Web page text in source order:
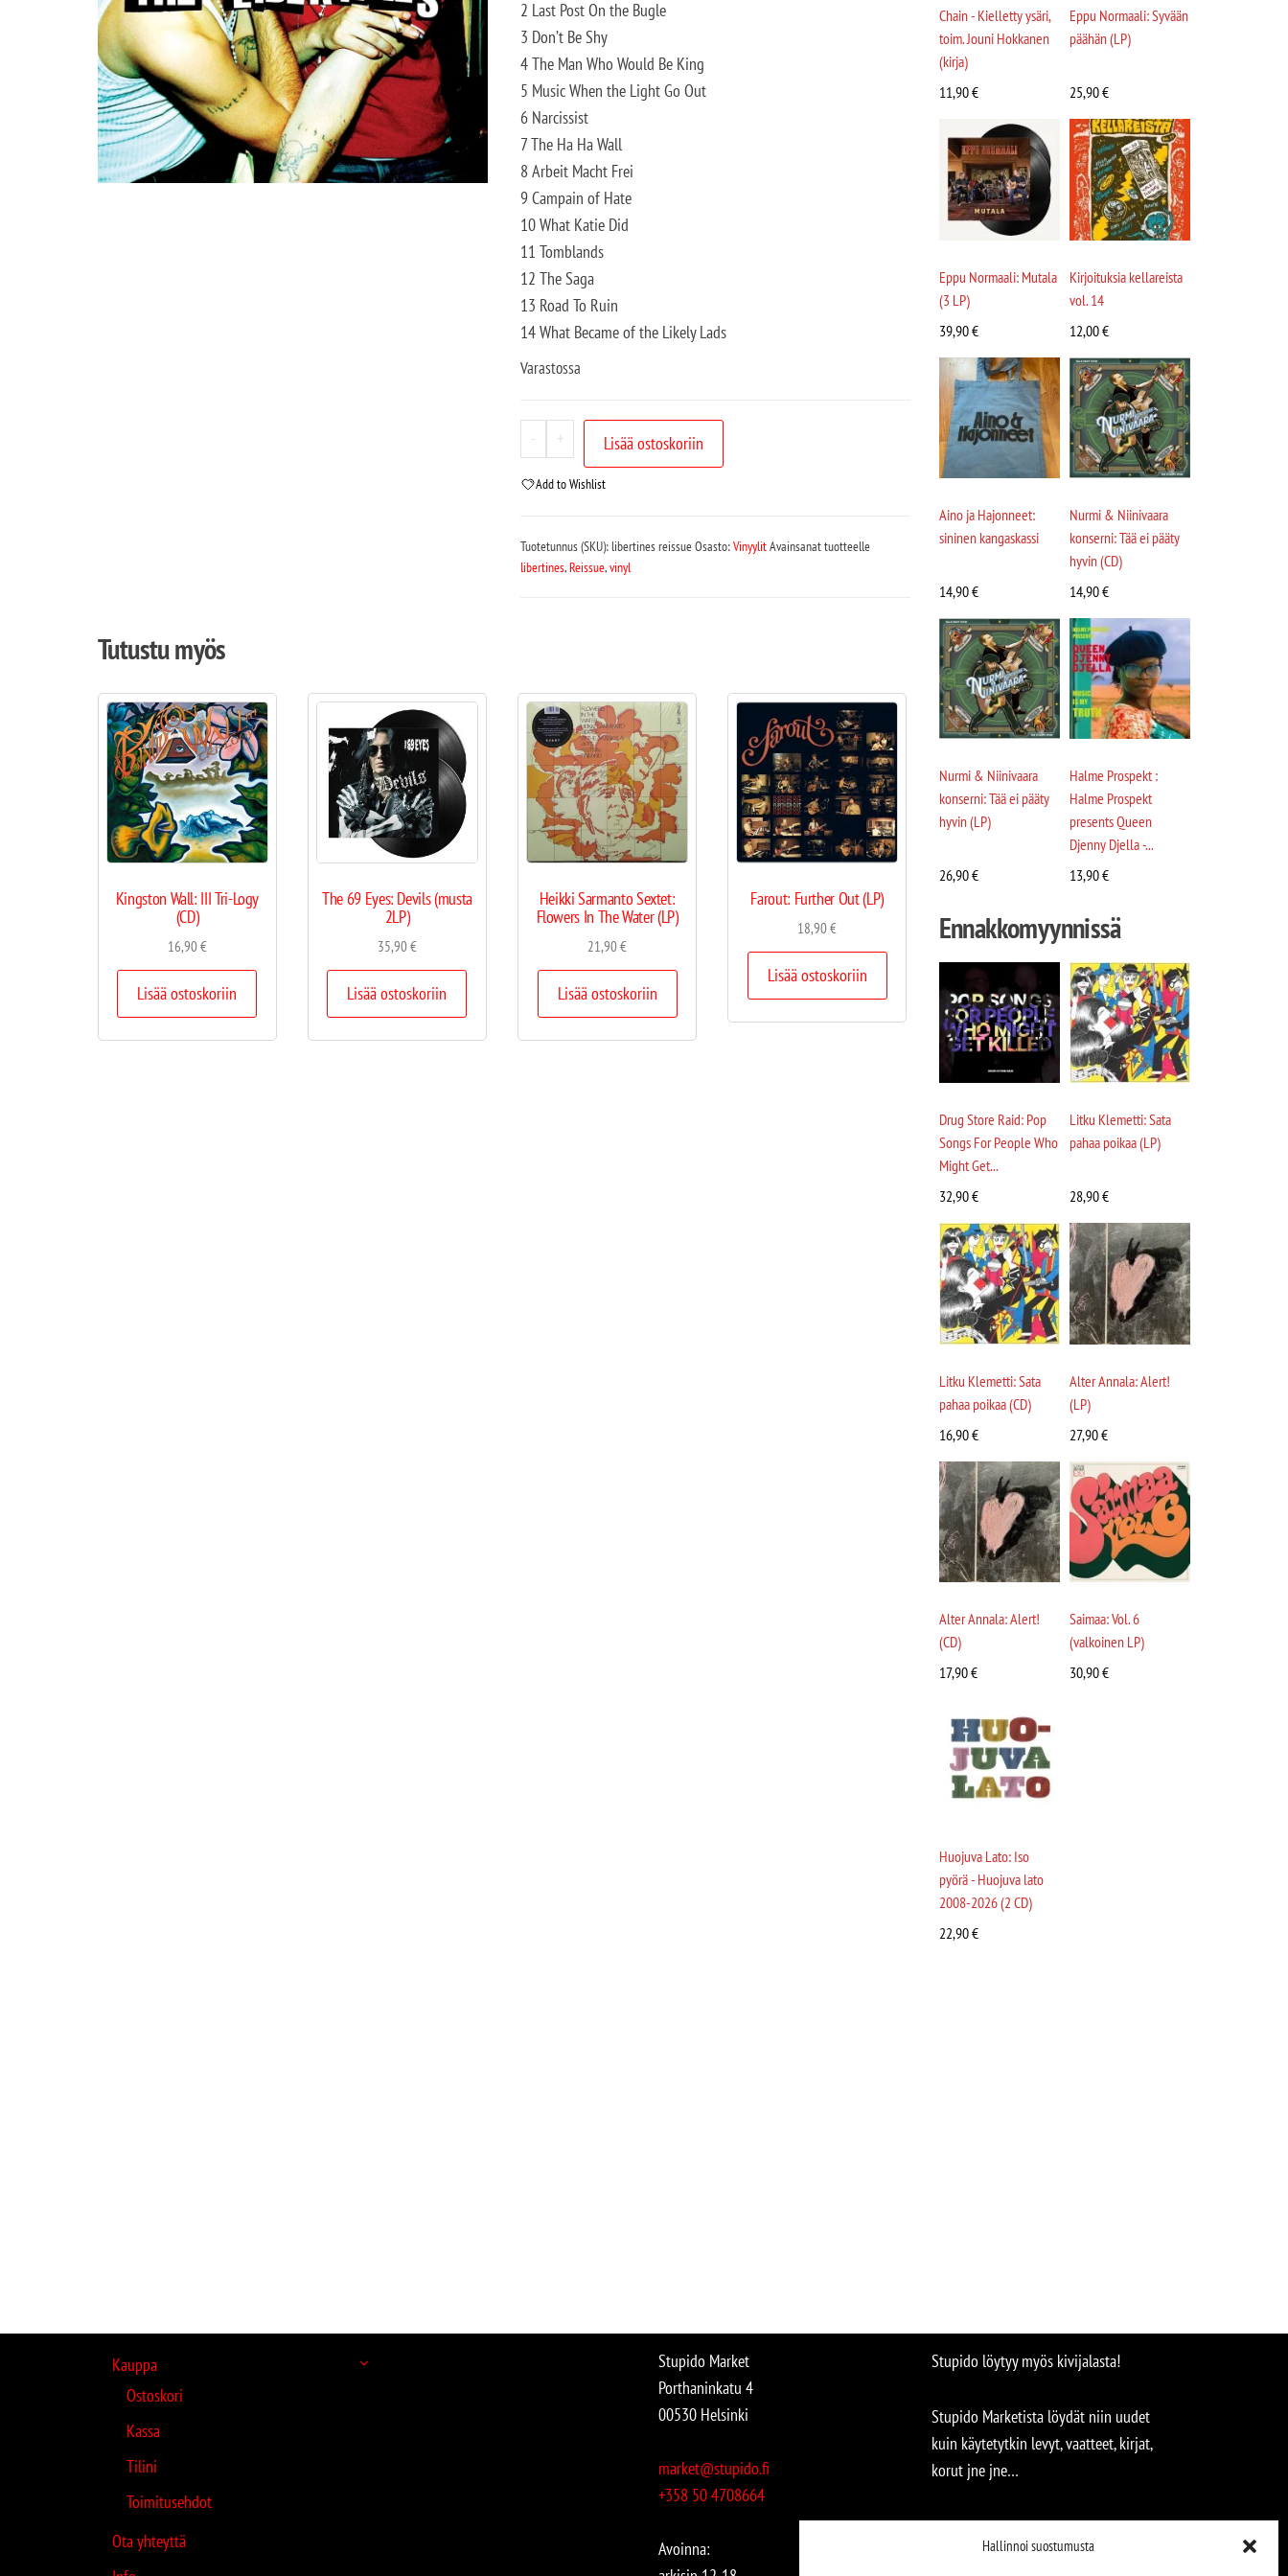
Hallinnoi suostumusta
2 Last Post On the Bugle
3 Don’t Be Shy
4 The Man Who Would Be King
5 Music When the Light Go Out
6 Narcissist
7 The Ha Ha Wall
8 Arbeit Macht Frei
9 Campain of Hate
10 What Katie Did
11 Tomblands
12 The Saga
13 Road To Ruin
14 What Became of the Likely Lads
Varastossa
- + Lisää ostoskoriin
Add to Wishlist
Tuotetunnus (SKU): libertines reissueOsasto:VinyylitAvainsanat tuotteelle
libertines,Reissue,vinyl
Tutustu myös
Kingston Wall: III Tri-Logy
(CD)
16,90€
Lisää ostoskoriin
The 69 Eyes: Devils (musta
2LP)
35,90€
Lisää ostoskoriin
Heikki Sarmanto Sextet:
Flowers In The Water (LP)
21,90€
Lisää ostoskoriin
Farout: Further Out (LP)
18,90€
Lisää ostoskoriin
Chain - Kielletty ysäri,
toim. Jouni Hokkanen
(kirja)
11,90€
Eppu Normaali: Syvään
päähän (LP)
25,90€
Eppu Normaali: Mutala
(3 LP)
39,90€
Kirjoituksia kellareista
vol. 14
12,00€
Aino ja Hajonneet:
sininen kangaskassi
14,90€
Nurmi & Niinivaara
konserni: Tää ei pääty
hyvin (CD)
14,90€
Nurmi & Niinivaara
konserni: Tää ei pääty
hyvin (LP)
26,90€
Halme Prospekt :
Halme Prospekt
presents Queen
Djenny Djella -...
13,90€
Ennakkomyynnissä
Drug Store Raid: Pop
Songs For People Who
Might Get...
32,90€
Litku Klemetti: Sata
pahaa poikaa (LP)
28,90€
Litku Klemetti: Sata
pahaa poikaa (CD)
16,90€
Alter Annala: Alert!
(LP)
27,90€
Alter Annala: Alert!
(CD)
17,90€
Saimaa: Vol. 6
(valkoinen LP)
30,90€
Huojuva Lato: Iso
pyörä - Huojuva lato
2008-2026 (2 CD)
22,90€
Kauppa
Ostoskori
Kassa
Tilini
Toimitusehdot
Ota yhteyttä
Stupido Market
Porthaninkatu 4
00530 Helsinki
market@stupido.fi
+358 50 4708664
Avoinna:
Stupido löytyy myös kivijalasta!
Stupido Marketista löydät niin uudet
kuin käytetytkin levyt, vaatteet, kirjat,
korut jne jne…